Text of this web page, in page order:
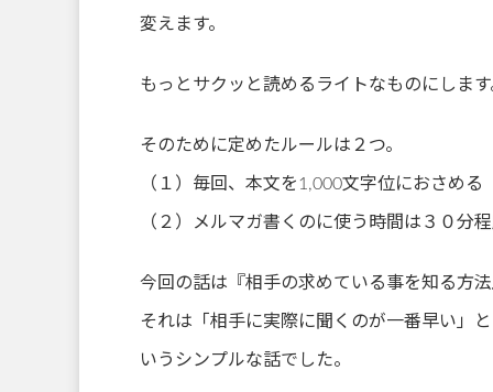
変えます。
もっとサクッと読めるライトなものにします
そのために定めたルールは２つ。
（１）毎回、本文を1,000文字位におさめる
（２）メルマガ書くのに使う時間は３０分
今回の話は『相手の求めている事を知る方法
それは「相手に実際に聞くのが一番早い」と
いうシンプルな話でした。